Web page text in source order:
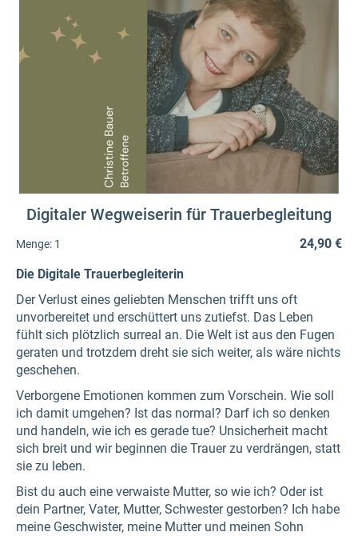
Digitaler Wegweiserin für Trauerbegleitung
Menge: 1
24,90 €
Die Digitale Trauerbegleiterin
Der Verlust eines geliebten Menschen trifft uns oft
unvorbereitet und erschüttert uns zutiefst. Das Leben
fühlt sich plötzlich surreal an. Die Welt ist aus den Fugen
geraten und trotzdem dreht sie sich weiter, als wäre nichts
geschehen.
Verborgene Emotionen kommen zum Vorschein. Wie soll
ich damit umgehen? Ist das normal? Darf ich so denken
und handeln, wie ich es gerade tue? Unsicherheit macht
sich breit und wir beginnen die Trauer zu verdrängen, statt
sie zu leben.
Bist du auch eine verwaiste Mutter, so wie ich? Oder ist
dein Partner, Vater, Mutter, Schwester gestorben? Ich habe
meine Geschwister, meine Mutter und meinen Sohn